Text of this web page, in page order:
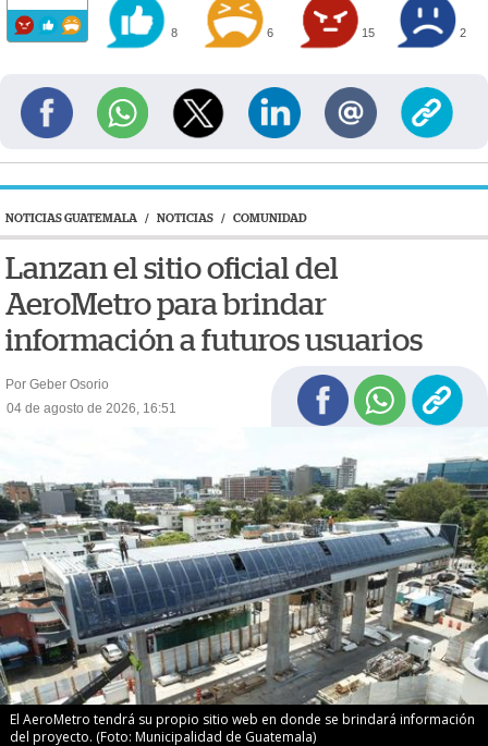
8 6 15 2
NOTICIAS GUATEMALA / NOTICIAS / COMUNIDAD
Lanzan el sitio oficial del
AeroMetro para brindar
información a futuros usuarios
Por Geber Osorio
04 de agosto de 2026, 16:51
El AeroMetro tendrá su propio sitio web en donde se brindará información
del proyecto. (Foto: Municipalidad de Guatemala)